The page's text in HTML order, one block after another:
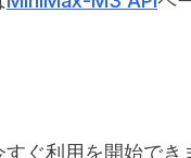
すぐ利用を開始でき